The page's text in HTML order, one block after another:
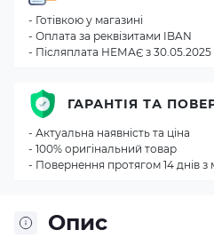
Опис
- Готівкою у магазині
- Оплата за реквізитами IBAN
- Післяплата НЕМАЄ з 30.05.2025
ГАРАНТІЯ ТА
- Актуальна наявність та ціна
- 100% оригінальний товар
- Повернення протягом 14 днів